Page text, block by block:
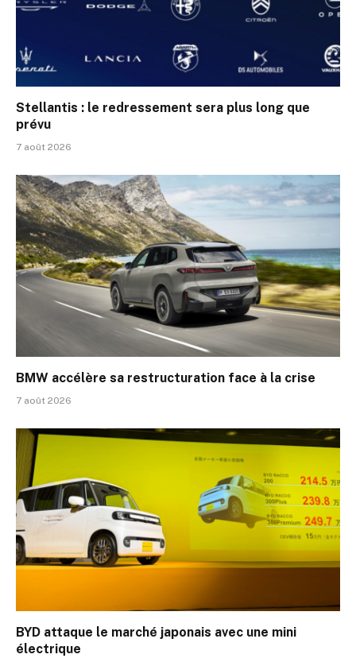
Stellantis : le redressement sera plus long que
prévu
7 août 2026
BMW accélère sa restructuration face à la crise
7 août 2026
BYD attaque le marché japonais avec une mini
électrique